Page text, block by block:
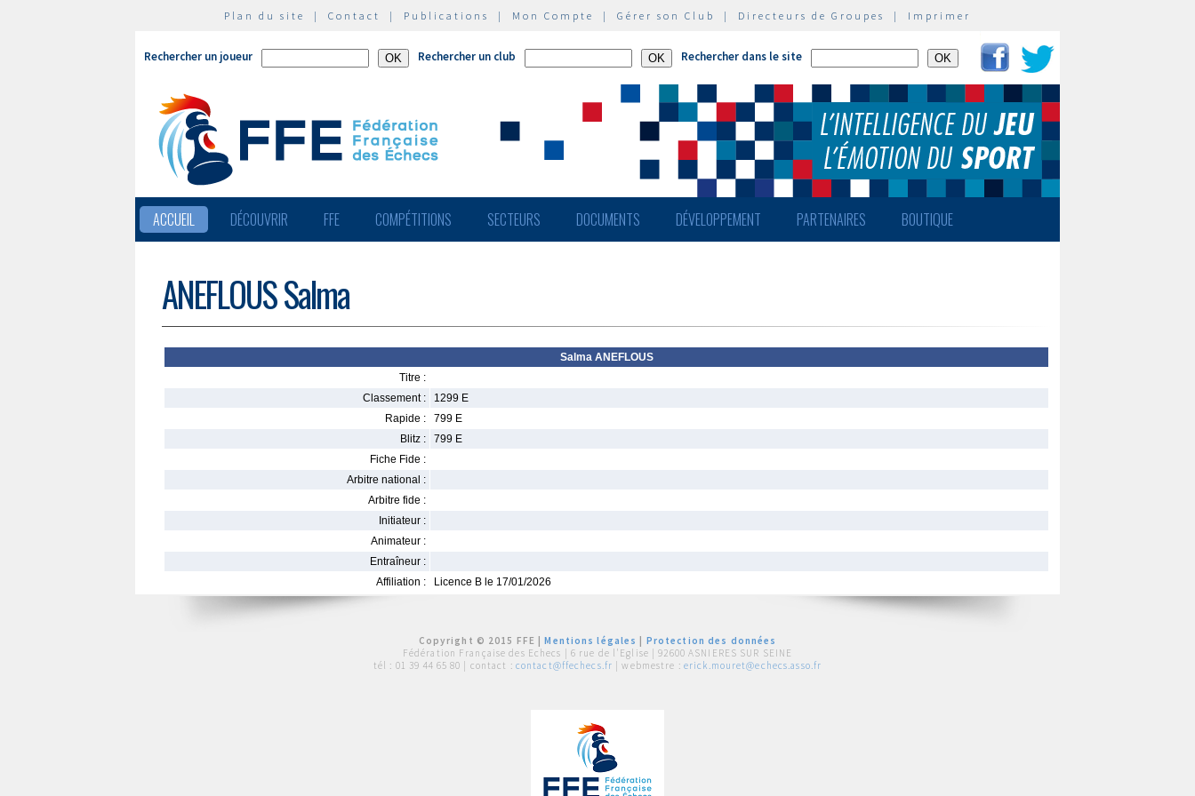
Plan du site | Contact | Publications | Mon Compte | Gérer son Club | Directeurs de Groupes | Imprimer
Rechercher un joueur Rechercher un club Rechercher dans le site
ACCUEIL DÉCOUVRIR FFE COMPÉTITIONS SECTEURS DOCUMENTS DÉVELOPPEMENT PARTENAIRES BOUTIQUE
ANEFLOUS Salma
Salma ANEFLOUS
Titre :
Classement :
1299 E
Rapide :
799 E
Blitz :
799 E
Fiche Fide :
Arbitre national :
Arbitre fide :
Initiateur :
Animateur :
Entraîneur :
Affiliation :
Licence B le 17/01/2026
Copyright © 2015 FFE |Mentions légales
Protection des données
Fédération Française des Echecs | 6 rue de l'Eglise | 92600 ASNIERES SUR SEINE
tél : 01 39 44 65 80 | contact : contact@ffechecs.fr | webmestre : erick.mouret@echecs.asso.fr